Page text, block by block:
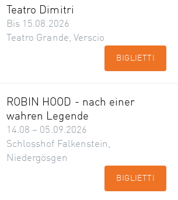
Teatro Dimitri
Bis 15.08.2026
Teatro Grande, Verscio
BIGLIETTI
ROBIN HOOD - nach einer
wahren Legende
14.08 – 05.09.2026
Schlosshof Falkenstein,
Niedergösgen
BIGLIETTI